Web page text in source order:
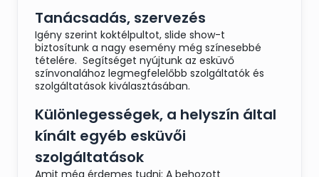
Hideg ételek:
Sushivariációk, Mogyorós burgonyasaláta,
Waldorf -saláta, Friss saláta öntettel,
Vadrizses saláta
Tanácsadás, szervezés
Igény szerint koktélpultot, slide show-t
biztosítunk a nagy esemény még színesebbé
tételére. Segítséget nyújtunk az esküvő
színvonalához legmegfelelőbb szolgáltatók és
szolgáltatások kiválasztásában.
Különlegességek, a helyszín által
kínált egyéb esküvői
szolgáltatások
Amit még érdemes tudni: A behozott